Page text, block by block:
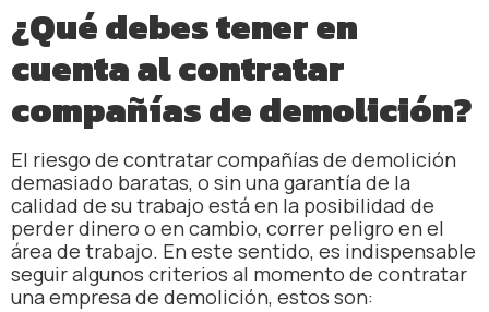
¿Qué debes tener en
cuenta al contratar
compañías de demolición?
El riesgo de contratar compañías de demolición
demasiado baratas, o sin una garantía de la
calidad de su trabajo está en la posibilidad de
perder dinero o en cambio, correr peligro en el
área de trabajo. En este sentido, es indispensable
seguir algunos criterios al momento de contratar
una empresa de demolición, estos son: